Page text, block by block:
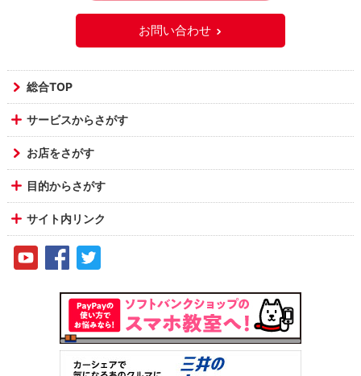
お問い合わせ
総合TOP
サービスからさがす
お店をさがす
目的からさがす
サイト内リンク